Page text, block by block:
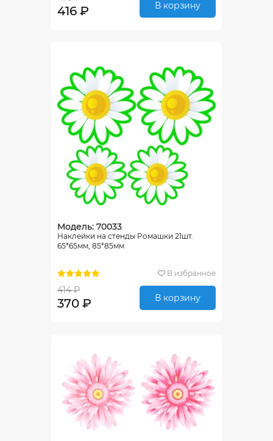
416 ₽ В корзину
Модель: 70033
Наклейки на стенды Ромашки 21шт.
65*65мм, 85*85мм
В избранное
414 ₽
370 ₽ В корзину